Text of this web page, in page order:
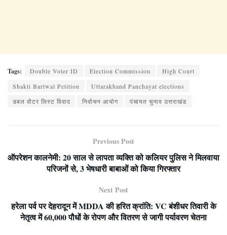
Tags: Double Voter ID Election Commission
High Court
Shakti Bartwal Petition
Uttarakhand Panchayat elections
डबल वोटर लिस्ट विवाद
निर्वाचन आयोग पंचायत चुनाव उत्तराखंड
Previous Post
ऑपरेशन कालनेमी: 20 साल से लापता व्यक्ति को कलियर पुलिस ने मिलवाया
परिजनों से, 3 भेषधारी बाबाओं को किया गिरफ्तार
Next Post
हरेला पर्व पर देहरादून में MDDA की हरित क्रांति: VC बंशीधर तिवारी के
नेतृत्व में 60,000 पौधों के रोपण और वितरण से जागी पर्यावरण चेतना